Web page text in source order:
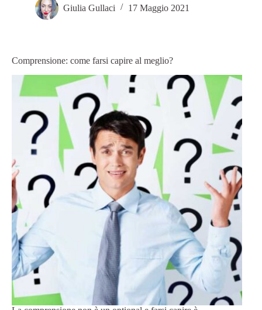
Giulia Gullaci
17 Maggio 2021
Comprensione: come farsi capire al meglio?